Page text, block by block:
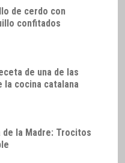
de cerdo con
confitados
de una de las
la cocina catalana
de la Madre: Trocitos